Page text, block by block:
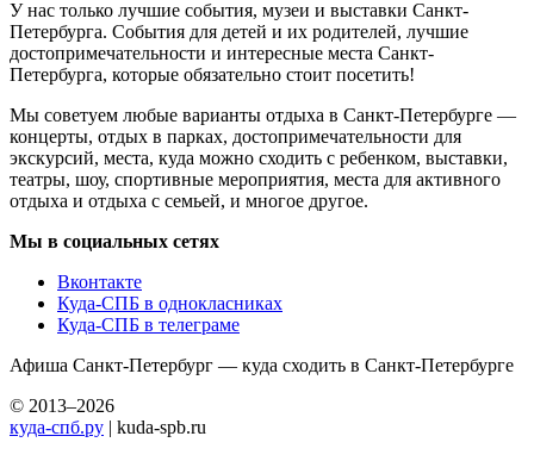
У нас только лучшие события, музеи и выставки Санкт-
Петербурга. События для детей и их родителей, лучшие
достопримечательности и интересные места Санкт-
Петербурга, которые обязательно стоит посетить!
Мы советуем любые варианты отдыха в Санкт-Петербурге —
концерты, отдых в парках, достопримечательности для
экскурсий, места, куда можно сходить с ребенком, выставки,
театры, шоу, спортивные мероприятия, места для активного
отдыха и отдыха с семьей, и многое другое.
Мы в социальных сетях
Вконтакте
Куда-СПБ в однокласниках
Куда-СПБ в телеграме
Афиша Санкт-Петербург — куда сходить в Санкт-Петербурге
© 2013–2026
куда-спб.ру | kuda-spb.ru